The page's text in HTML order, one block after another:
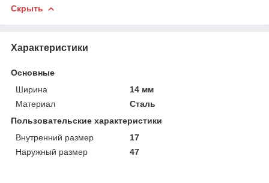
Скрыть
Характеристики
Основные
Ширина
14 мм
Материал
Сталь
Пользовательские характеристики
Внутренний размер
17
Наружный размер
47